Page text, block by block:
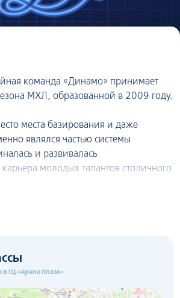
команда «Динамо» принимает
МХЛ, образованной в 2009 году.
места базирования и даже
являлся частью системы
и развивалась
молодых талантов столичного
и тренерский штаб смогли поднять
в ТЦ «Арена Плаза»